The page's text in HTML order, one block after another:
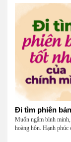
Muốn ngắm bình
hoàng hôn. Hạnh phúc